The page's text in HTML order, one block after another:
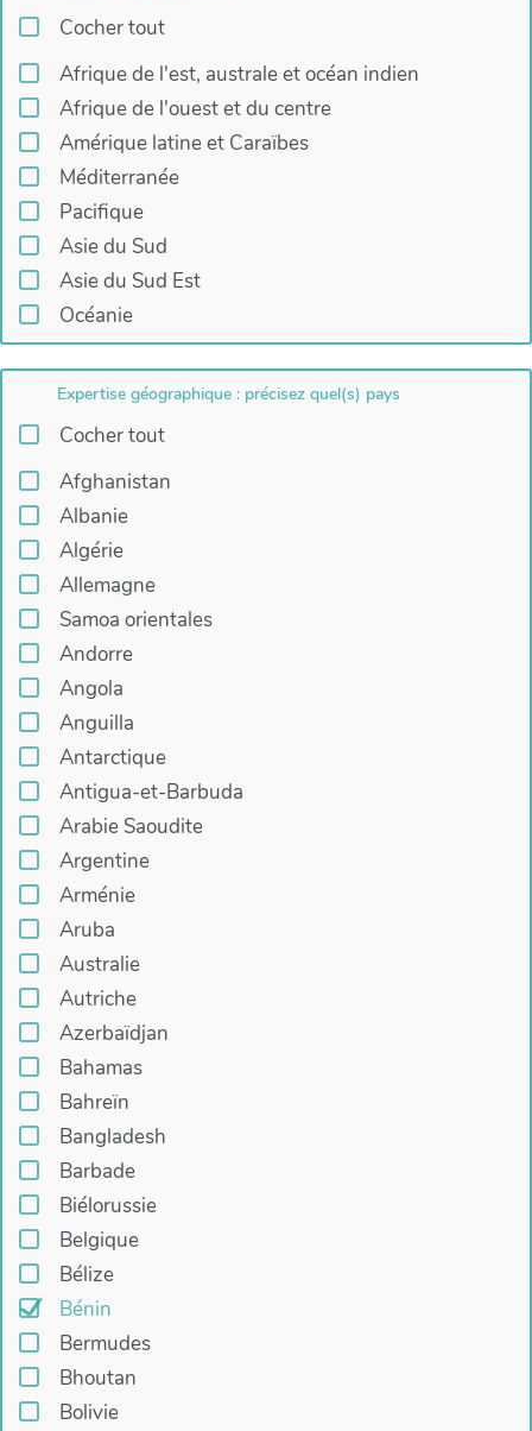
Cocher tout
Afrique de l'est, australe et océan indien
Afrique de l'ouest et du centre
Amérique latine et Caraïbes
Méditerranée
Pacifique
Asie du Sud
Asie du Sud Est
Océanie
Expertise géographique : précisez quel(s) pays
Cocher tout
Afghanistan
Albanie
Algérie
Allemagne
Samoa orientales
Andorre
Angola
Anguilla
Antarctique
Antigua-et-Barbuda
Arabie Saoudite
Argentine
Arménie
Aruba
Australie
Autriche
Azerbaïdjan
Bahamas
Bahreïn
Bangladesh
Barbade
Biélorussie
Belgique
Bélize
Bénin
Bermudes
Bhoutan
Bolivie